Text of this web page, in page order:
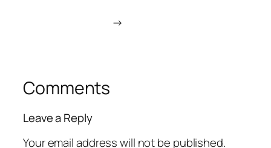
→
Comments
Leave a Reply
Your email address will not be published.